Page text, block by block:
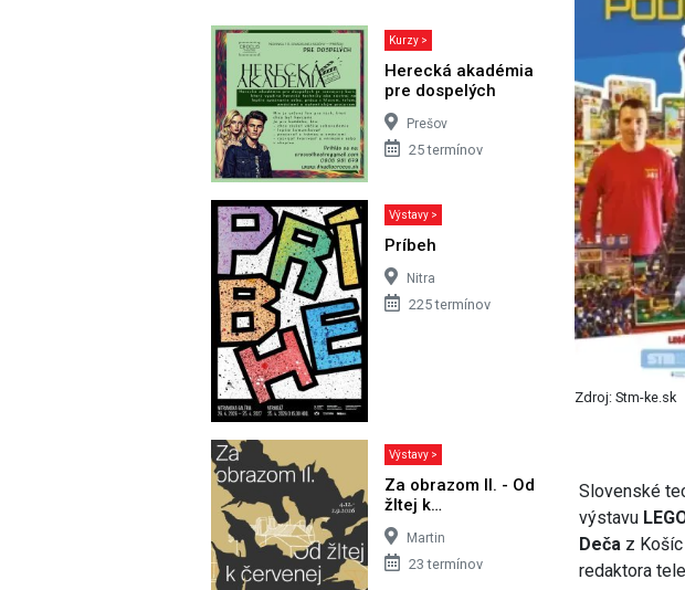
Kurzy >
Herecká akadémia
pre dospelých
Prešov
25 termínov
Výstavy >
Príbeh
Nitra
225 termínov
Výstavy >
Za obrazom II. - Od
žltej k…
Martin
23 termínov
Zdroj: Stm-ke.sk
Slovenské
výstavu
Deča z
redaktora